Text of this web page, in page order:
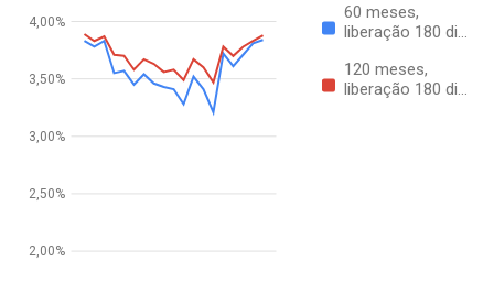
60 meses,
liberação 180 di…
120 meses,
liberação 180 di…
2,00%
2,50%
3,00%
3,50%
4,00%